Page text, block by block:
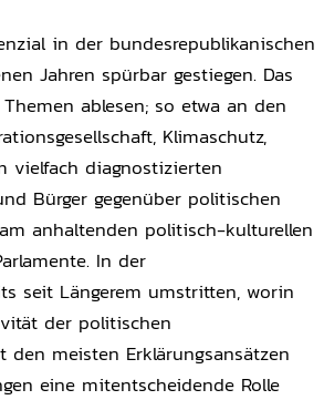
in der bundesrepublikanischen
Jahren spürbar gestiegen. Das
ablesen; so etwa an den
Klimaschutz,
vielfach diagnostizierten
Bürger gegenüber politischen
anhaltenden politisch-kulturellen
In der
seit Längerem umstritten, worin
der politischen
den meisten Erklärungsansätzen
eine mitentscheidende Rolle